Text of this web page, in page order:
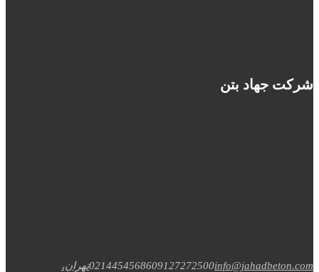
شرکت جهاد بتن
0214454568609127272500info@jahadbeton.com
تهران،